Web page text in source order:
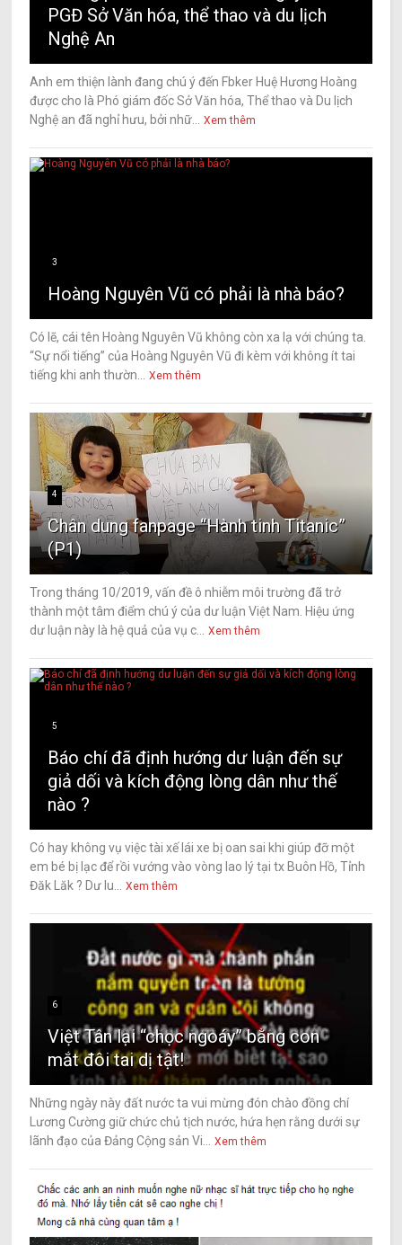
PGĐ Sở Văn hóa, thể thao và du lịch
Nghệ An
Anh em thiện lành đang chú ý đến Fbker Huệ Hương Hoàng
được cho là Phó giám đốc Sở Văn hóa, Thể thao và Du lịch
Nghệ an đã nghỉ hưu, bởi nhữ...
Xem thêm
3
Hoàng Nguyên Vũ có phải là nhà báo?
Có lẽ, cái tên Hoàng Nguyên Vũ không còn xa lạ với chúng ta.
“Sự nổi tiếng” của Hoàng Nguyên Vũ đi kèm với không ít tai
tiếng khi anh thườn...
Xem thêm
4
Chân dung fanpage “Hành tinh Titanic”
(P1)
Trong tháng 10/2019, vấn đề ô nhiễm môi trường đã trở
thành một tâm điểm chú ý của dư luận Việt Nam. Hiệu ứng
dư luận này là hệ quả của vụ c...
Xem thêm
5
Báo chí đã định hướng dư luận đến sự
giả dối và kích động lòng dân như thế
nào ?
Có hay không vụ việc tài xế lái xe bị oan sai khi giúp đỡ một
em bé bị lạc để rồi vướng vào vòng lao lý tại tx Buôn Hồ, Tỉnh
Đăk Lăk ? Dư lu...
Xem thêm
6
Việt Tân lại “chọc ngoáy” bằng con
mắt đôi tai dị tật!
Những ngày này đất nước ta vui mừng đón chào đồng chí
Lương Cường giữ chức chủ tịch nước, hứa hẹn rằng dưới sự
lãnh đạo của Đảng Cộng sản Vi...
Xem thêm